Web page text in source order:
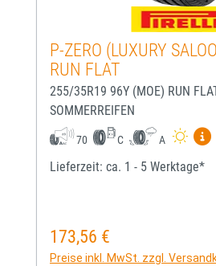
P-ZERO (LUXURY
RUN FLAT
255/35R19 96Y (MOE) RUN
SOMMERREIFEN
70 C A
Lieferzeit: ca. 1 - 5 Werktage*
Regulärer Preis:
173,56 €
Preise inkl. MwSt. zzgl.